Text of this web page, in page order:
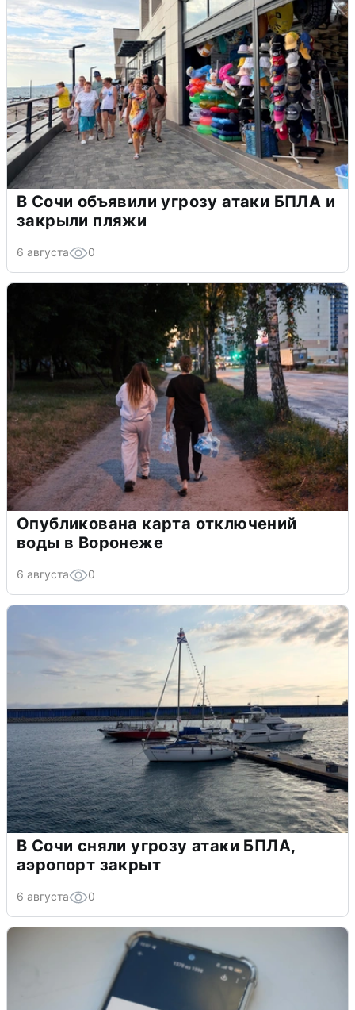
В Сочи объявили угрозу атаки БПЛА и
закрыли пляжи
6 августа 0
Опубликована карта отключений
воды в Воронеже
6 августа 0
В Сочи сняли угрозу атаки БПЛА,
аэропорт закрыт
6 августа 0